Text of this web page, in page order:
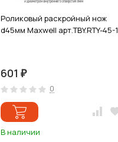
Роликовый раскройный нож
d45мм Maxwell арт.TBY.RTY-45-1
601 ₽
0
В наличии